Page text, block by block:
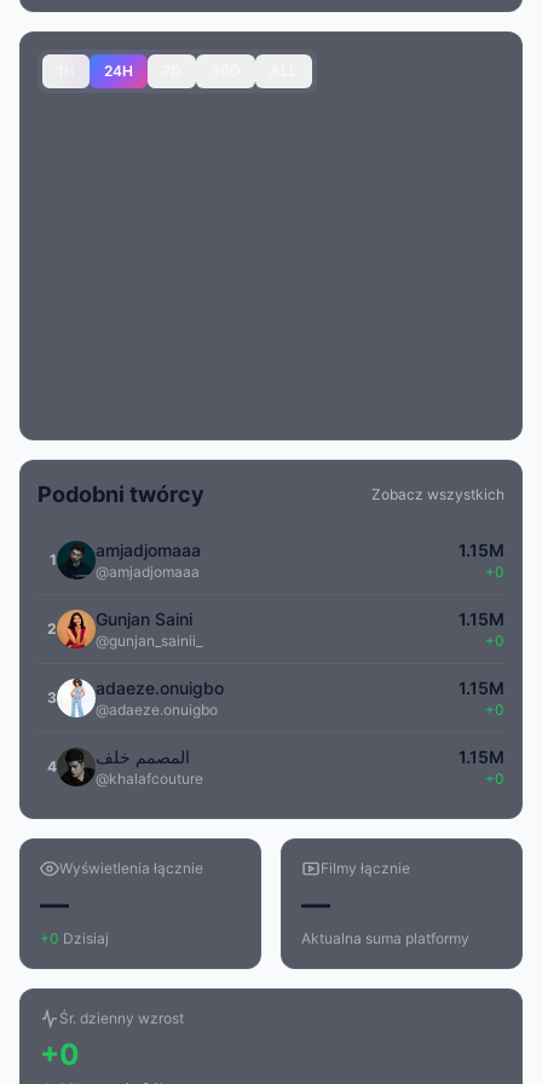
24H
Podobni twórcy Zobacz wszystkich
1 amjadjomaaa
@amjadjomaaa
1.15M
+0
2 Gunjan Saini
@gunjan_sainii_
1.15M
+0
3 adaeze.onuigbo
@adaeze.onuigbo
1.15M
+0
4 المصمم خلف
@khalafcouture
1.15M
+0
Wyświetlenia łącznie
—
+0 Dzisiaj
Filmy łącznie
—
Aktualna suma platformy
Śr. dzienny wzrost
+0